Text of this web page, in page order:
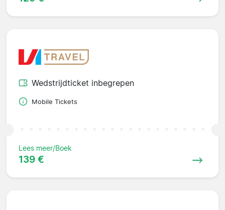
Wedstrijdticket inbegrepen
Mobile Tickets
Lees meer/Boek
139 €